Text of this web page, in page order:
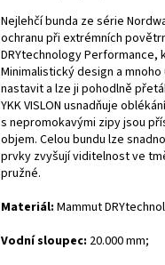
Nejlehčí bunda ze série
ochranu při extrémních
DRYtechnology
Minimalistický design a
nastavit a lze ji pohodlně
YKK VISLON usnadňuje
s nepromokavými zipy jsou
objem. Celou bundu lze
prvky zvyšují viditelnost ve
pružné.
Materiál: Mammut
Vodní sloupec: 20.000 mm;